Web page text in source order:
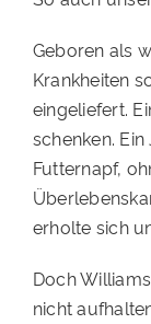
4KIDS
TIERHEIMTIERE
TIERHEIME
HELFER
RATGEBER
Geboren als
Krankheiten
eingeliefert.
schenken.
Futternapf,
erholte sich
Doch
nicht